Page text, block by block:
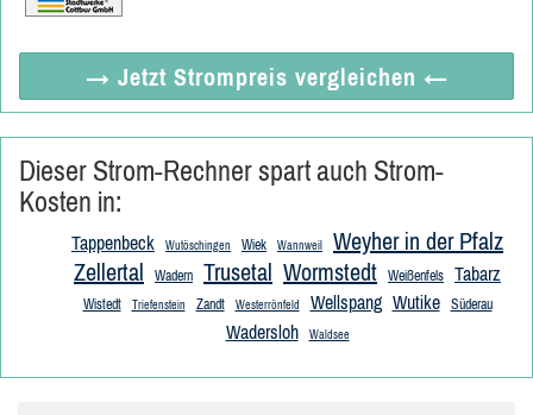
→ Jetzt Strompreis vergleichen ←
Dieser Strom-Rechner spart auch Strom-
Kosten in:
Tappenbeck Wutöschingen Wiek Wannweil
Weyher in der Pfalz
Zellertal
Wadern Trusetal Wormstedt Weißenfels Tabarz
Wistedt Triefenstein Zandt Westerrönfeld Wellspang Wutike Süderau
Wadersloh Waldsee